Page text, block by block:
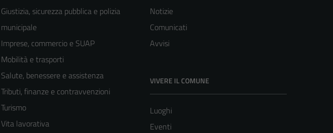
Giustizia, sicurezza pubblica e polizia
municipale
Imprese, commercio e SUAP
Mobilità e trasporti
Salute, benessere e assistenza
Tributi, finanze e contravvenzioni
Turismo
Vita lavorativa
Notizie
Comunicati
Avvisi
VIVERE IL COMUNE
Luoghi
Eventi